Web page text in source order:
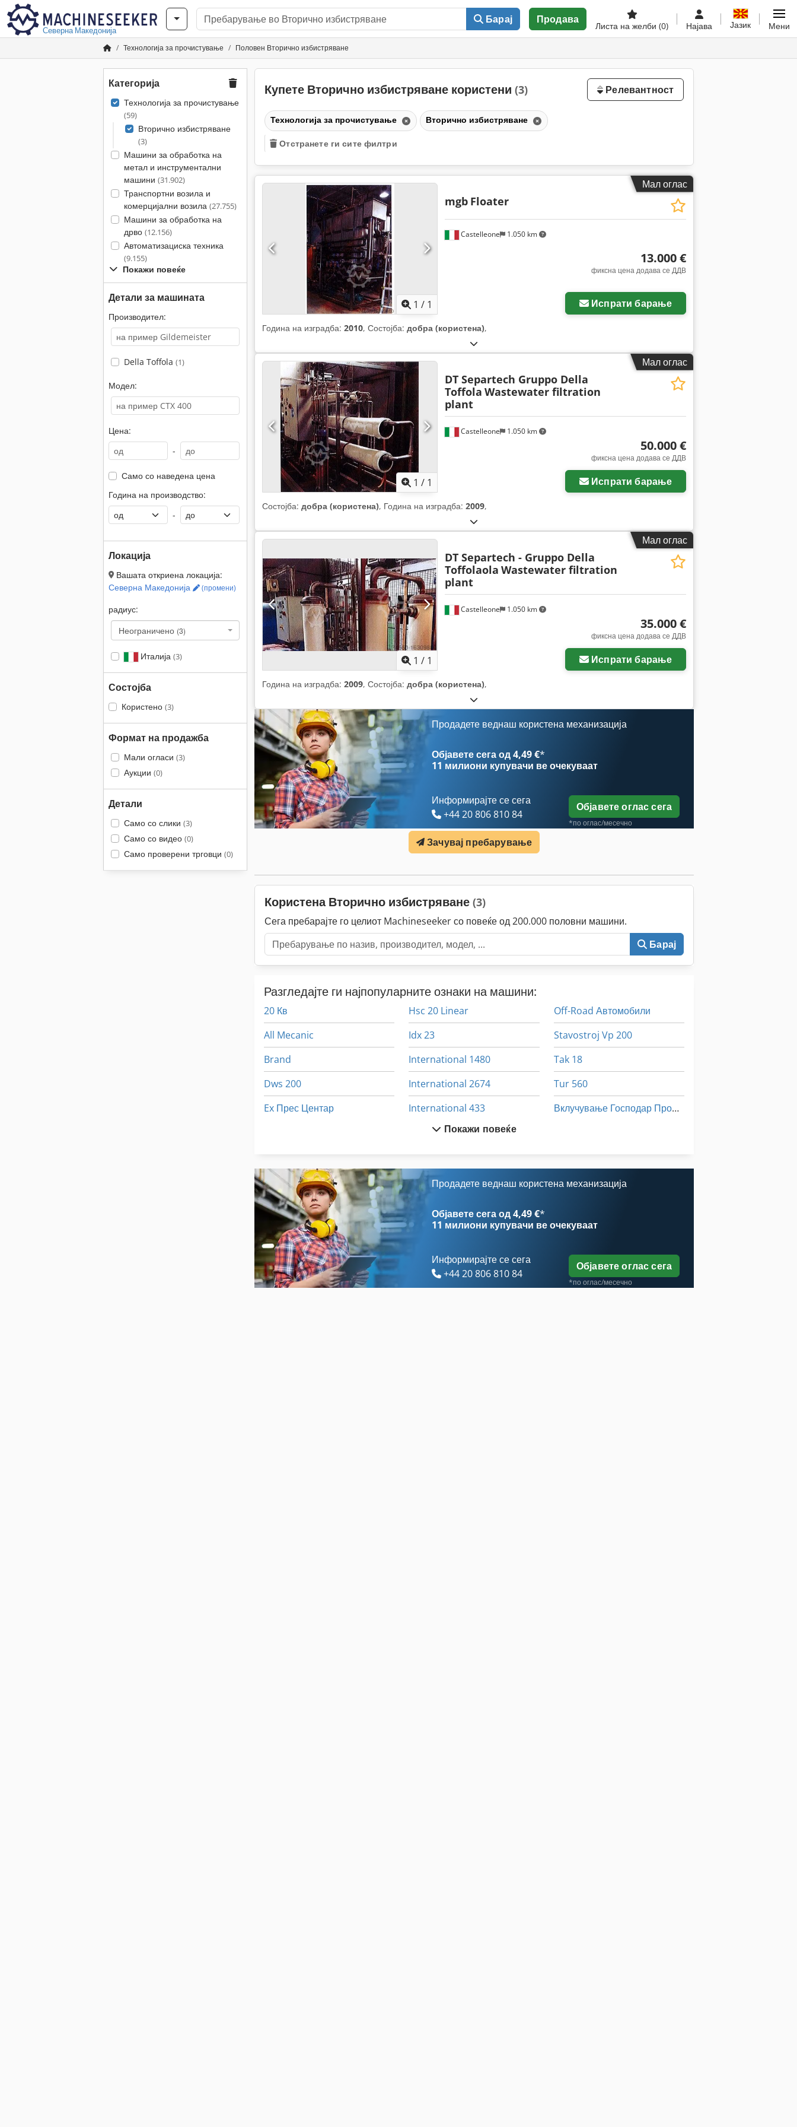
Северна Македонија
Барај Продава
Листа на желби (0) Најава Јазик Мени
Технологија за прочистување Половен Вторично избистряване
Категорија
Технологија за прочистување
(59)
Вторично избистряване
(3)
Машини за обработка на
метал и инструментални
машини (31.902)
Транспортни возила и
комерцијални возила (27.755)
Машини за обработка на
дрво (12.156)
Автоматизациска техника
(9.155)
Покажи повеќе
Детали за машината
Производител:
Della Toffola (1)
Модел:
Цена:
-
Само со наведена цена
Година на производство:
-
Локација
Вашата откриена локација:
Северна Македонија
(промени)
радиус:
Неограничено (3)
Италија (3)
Состојба
Користено (3)
Формат на продажба
Мали огласи (3)
Аукции (0)
Детали
Само со слики (3)
Само со видео (0)
Само проверени трговци (0)
Купете Вторично избистряване користени (3) Релевантност
Технологија за прочистување Вторично избистряване
Отстранете ги сите филтри
Мал оглас
1 / 1
Castelleone 1.050 km
mgb Floater
13.000 €
фиксна цена додава се ДДВ
Испрати барање
Година на изградба: 2010, Состојба: добра (користена),
Мал оглас
1 / 1
Castelleone 1.050 km
DT Separtech Gruppo Della
Toffola Wastewater filtration
plant
50.000 €
фиксна цена додава се ДДВ
Испрати барање
Состојба: добра (користена), Година на изградба: 2009,
Мал оглас
1 / 1
Castelleone 1.050 km
DT Separtech - Gruppo Della
Toffolaola Wastewater filtration
plant
35.000 €
фиксна цена додава се ДДВ
Испрати барање
Година на изградба: 2009, Состојба: добра (користена),
Продадете веднаш користена механизација
Објавете сега од 4,49 €*
11 милиони купувачи ве очекуваат
Информирајте се сега
+44 20 806 810 84
Објавете оглас сега
*по оглас/месечно
Зачувај пребарување
Користена Вторично избистряване (3)
Сега пребарајте го целиот Machineseeker со повеќе од 200.000 половни машини.
Барај
Разгледајте ги најпопуларните ознаки на машини:
20 Кв
All Mecanic
Brand
Dws 200
Ex Прес Центар
German
Gkt 60
Hsc 20 Linear
Idx 23
International 1480
International 2674
International 433
International 434
Meh 5 2 1 8 B
Off-Road Автомобили
Stavostroj Vp 200
Tak 18
Tur 560
Вклучување Господар Профит 2
Покажи повеќе
Продадете веднаш користена механизација
Објавете сега од 4,49 €*
11 милиони купувачи ве очекуваат
Информирајте се сега
+44 20 806 810 84
Објавете оглас сега
*по оглас/месечно